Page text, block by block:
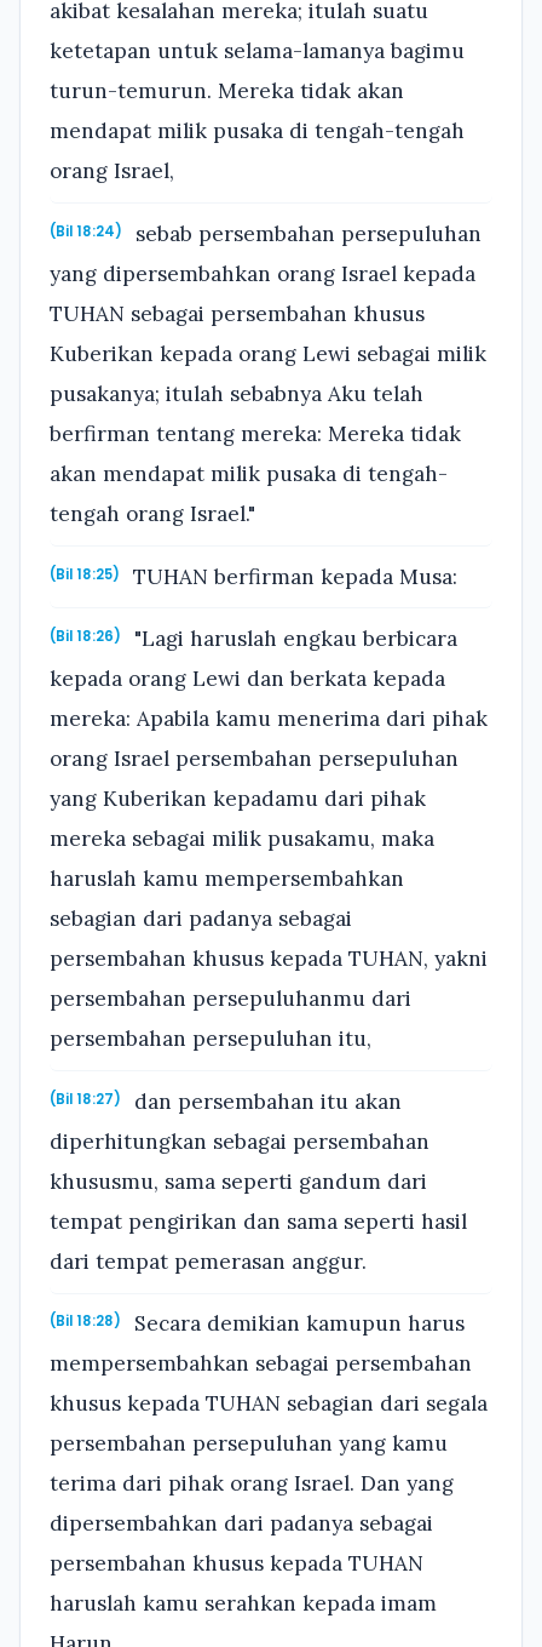
akibat kesalahan mereka; itulah suatu
ketetapan untuk selama-lamanya bagimu
turun-temurun. Mereka tidak akan
mendapat milik pusaka di tengah-tengah
orang Israel,
(Bil 18:24)
sebab persembahan persepuluhan
yang dipersembahkan orang Israel kepada
TUHAN sebagai persembahan khusus
Kuberikan kepada orang Lewi sebagai milik
pusakanya; itulah sebabnya Aku telah
berfirman tentang mereka: Mereka tidak
akan mendapat milik pusaka di tengah-
tengah orang Israel."
(Bil 18:25) TUHAN berfirman kepada Musa:
(Bil 18:26)
"Lagi haruslah engkau berbicara
kepada orang Lewi dan berkata kepada
mereka: Apabila kamu menerima dari pihak
orang Israel persembahan persepuluhan
yang Kuberikan kepadamu dari pihak
mereka sebagai milik pusakamu, maka
haruslah kamu mempersembahkan
sebagian dari padanya sebagai
persembahan khusus kepada TUHAN, yakni
persembahan persepuluhanmu dari
persembahan persepuluhan itu,
(Bil 18:27)
dan persembahan itu akan
diperhitungkan sebagai persembahan
khususmu, sama seperti gandum dari
tempat pengirikan dan sama seperti hasil
dari tempat pemerasan anggur.
(Bil 18:28)
Secara demikian kamupun harus
mempersembahkan sebagai persembahan
khusus kepada TUHAN sebagian dari segala
persembahan persepuluhan yang kamu
terima dari pihak orang Israel. Dan yang
dipersembahkan dari padanya sebagai
persembahan khusus kepada TUHAN
haruslah kamu serahkan kepada imam